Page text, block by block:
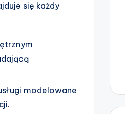
się każdy
modelowane